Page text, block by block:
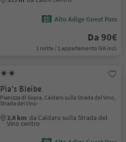
Alto Adige Guest Pass
Da 90€
1 notte / 1 appartamento IVA incl.
Pia's Bleibe
Pianizza di Sopra, Caldaro sulla Strada del Vino,
Strada del Vino
2.8 km da Caldaro sulla Strada del
Vino centro